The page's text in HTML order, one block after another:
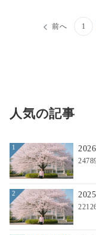
前へ 1
人気の記事
1
2